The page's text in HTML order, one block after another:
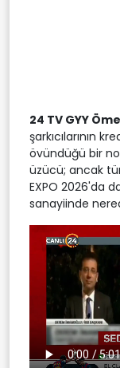
24 TV GYY
şarkıcılarının
övündüğü bir
üzücü; ancak
EXPO 2026'da
sanayiinde